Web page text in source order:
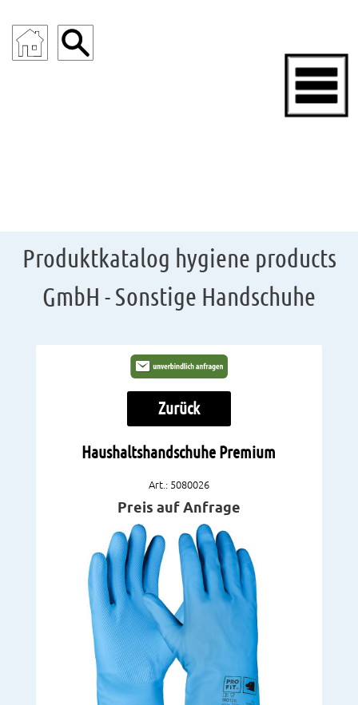
Produktkatalog hygiene products
GmbH - Sonstige Handschuhe
Zurück
Haushaltshandschuhe Premium
Art.: 5080026
Preis auf Anfrage